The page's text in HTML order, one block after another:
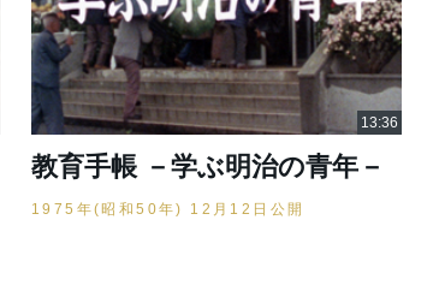
教育手帳 －学ぶ明治の青年－
1975年(昭和50年) 12月12日公開